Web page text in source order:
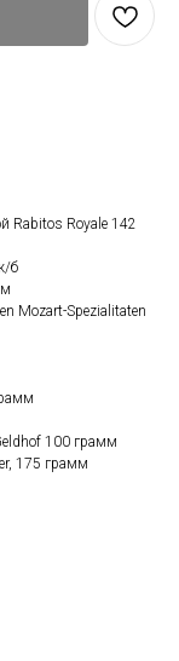
Rabitos Royale 142
б
Mozart-Spezialitaten
100 грамм
175 грамм